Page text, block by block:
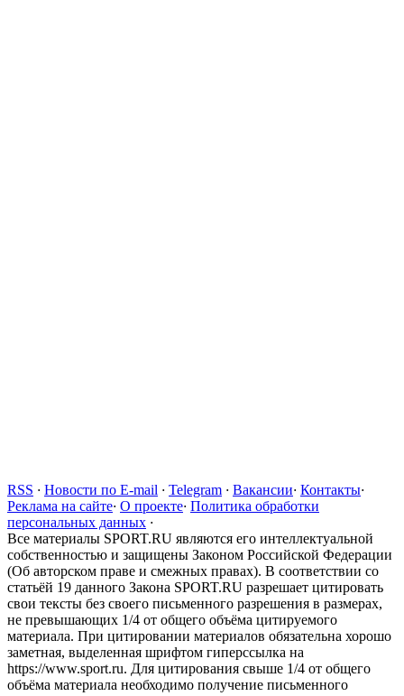
RSS · Новости по E-mail · Telegram · Вакансии· Контакты·
Реклама на сайте· О проекте· Политика обработки
персональных данных ·
Все материалы SPORT.RU являются его интеллектуальной
собственностью и защищены Законом Российской Федерации
(Об авторском праве и смежных правах). В соответствии со
статьёй 19 данного Закона SPORT.RU разрешает цитировать
свои тексты без своего письменного разрешения в размерах,
не превышающих 1/4 от общего объёма цитируемого
материала. При цитировании материалов обязательна хорошо
заметная, выделенная шрифтом гиперссылка на
https://www.sport.ru. Для цитирования свыше 1/4 от общего
объёма материала необходимо получение письменного